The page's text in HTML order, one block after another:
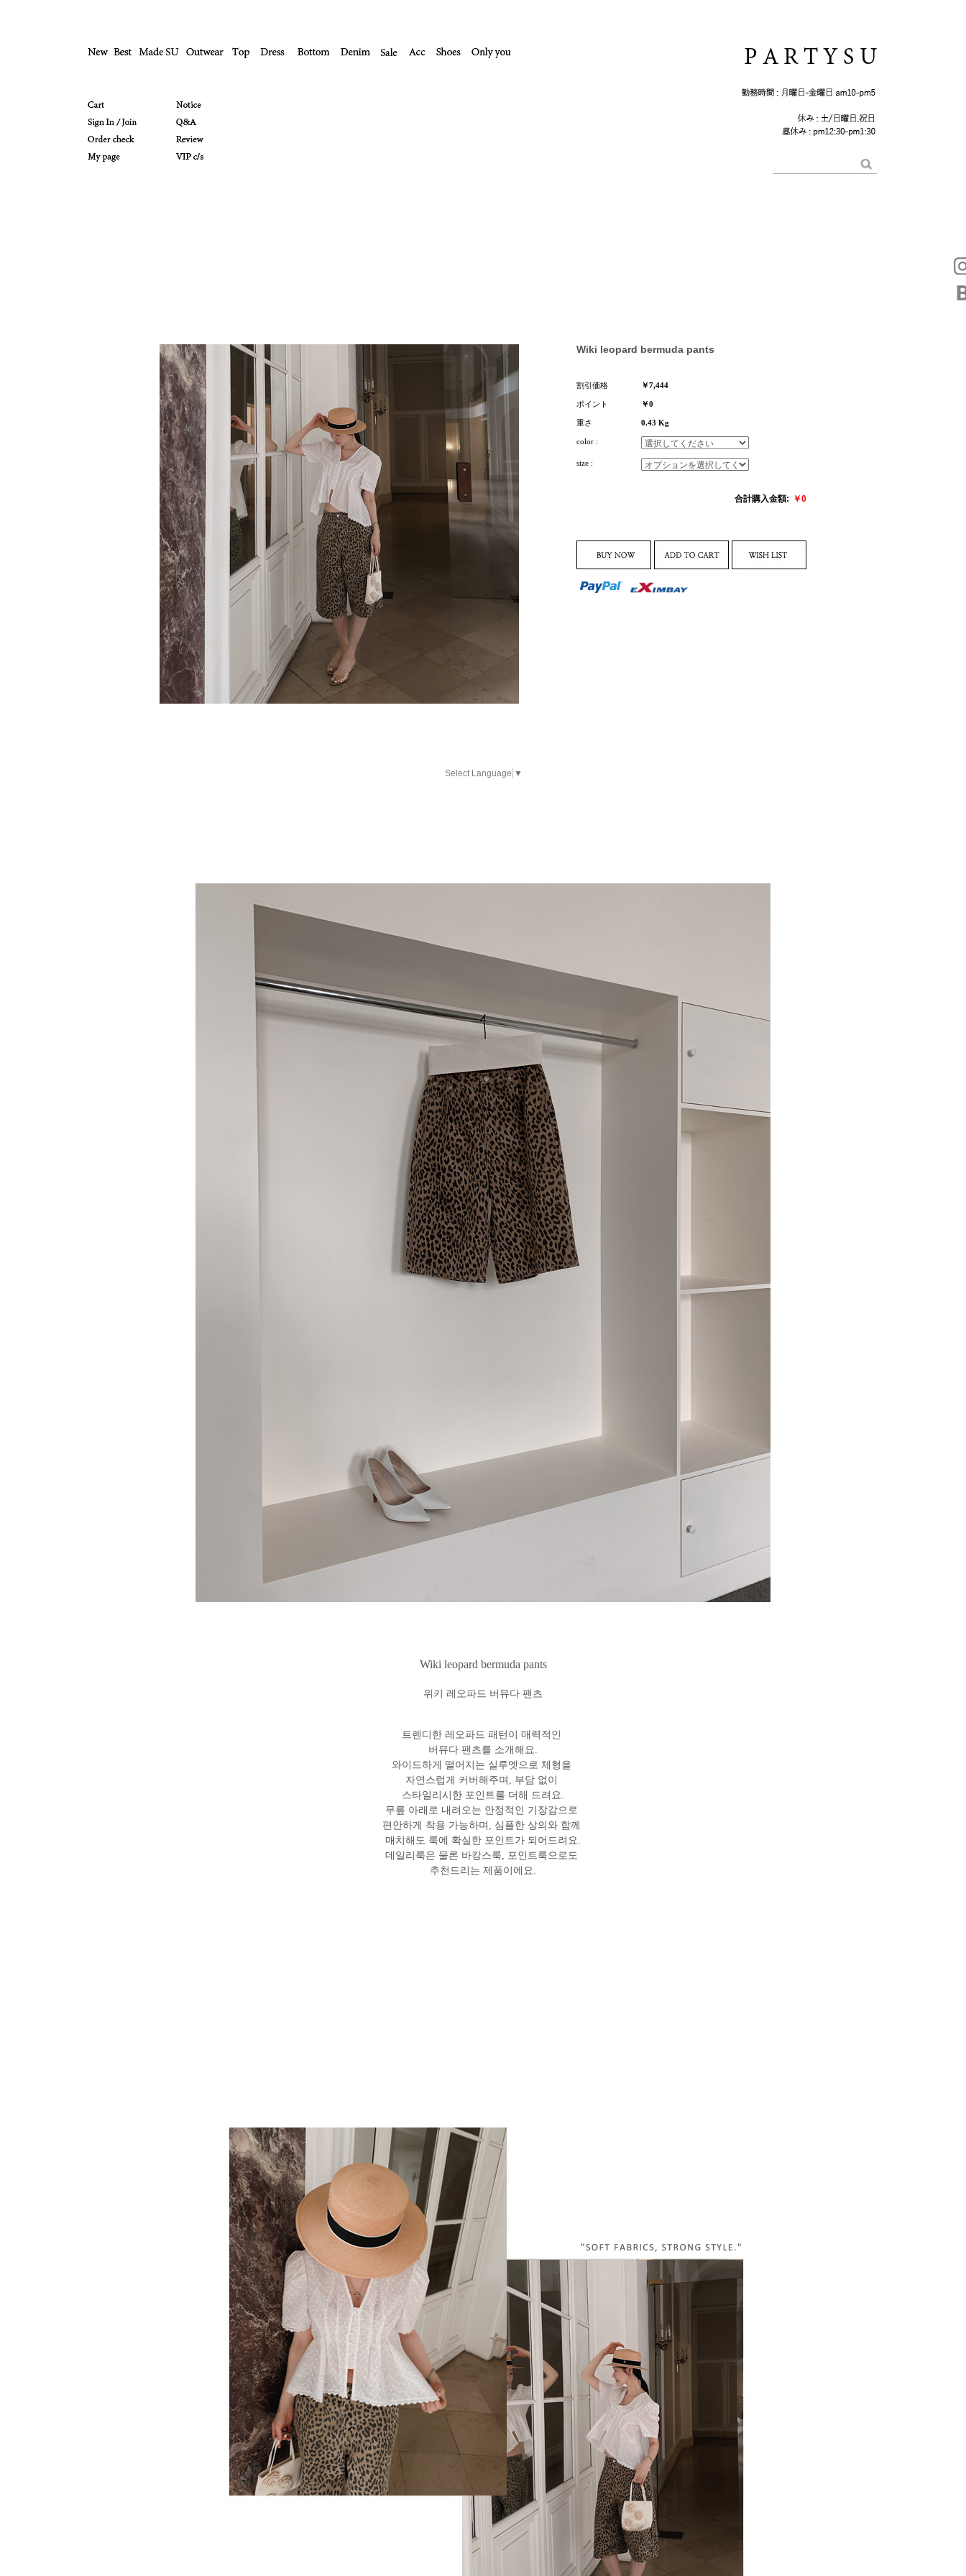
Wiki leopard bermuda pants
割引価格 ￥7,444
ポイント ￥0
重さ 0.43 Kg
color :
size :
合計購入金額: ￥0
Select Language ▼
Wiki leopard bermuda pants
위키 레오파드 버뮤다 팬츠
트렌디한 레오파드 패턴이 매력적인
버뮤다 팬츠를 소개해요.
와이드하게 떨어지는 실루엣으로 체형을
자연스럽게 커버해주며, 부담 없이
스타일리시한 포인트를 더해 드려요.
무릎 아래로 내려오는 안정적인 기장감으로
편안하게 착용 가능하며, 심플한 상의와 함께
매치해도 룩에 확실한 포인트가 되어드려요.
데일리룩은 물론 바캉스룩, 포인트룩으로도
추천드리는 제품이에요.